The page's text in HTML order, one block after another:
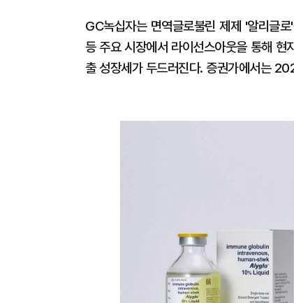
GC녹십자는 면역글로불린 제제 '알리글
등 주요 시장에서 라이선스아웃을 통해 현
출 성장세가 두드러진다. 증권가에서는